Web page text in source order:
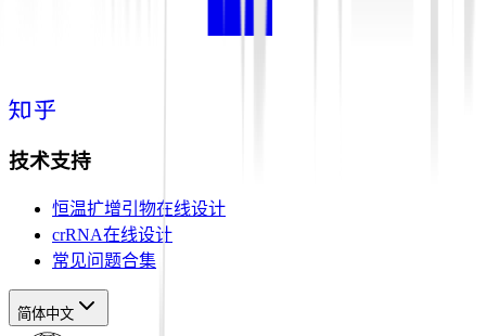
技术支持
恒温扩增引物在线设计
crRNA在线设计
常见问题合集
简体中文